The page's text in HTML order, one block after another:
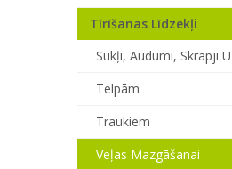
Tīrīšanas Līdzekļi
Sūkļi, Audumi, Skrāpji
Telpām
Traukiem
Veļas Mazgāšanai